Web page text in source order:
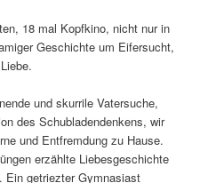
18 mal Kopfkino, nicht nur in
Geschichte um Eifersucht,
und skurrile Vatersuche,
des Schubladendenkens, wir
und Entfremdung zu Hause.
erzählte Liebesgeschichte
Ein getriezter Gymnasiast